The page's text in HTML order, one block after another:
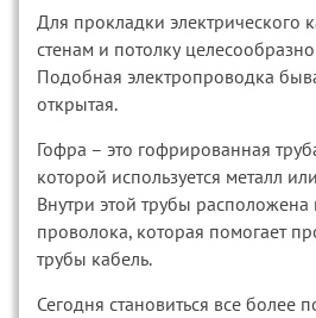
Для прокладки электрического
стенам и потолку
Подобная электропроводка
открытая.
Гофра – это гофрированная
которой используется металл
Внутри этой трубы расположена
проволока, которая помогает
трубы кабель.
Сегодня становиться все более